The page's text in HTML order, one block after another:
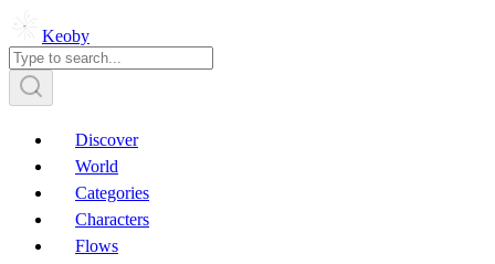
Keoby
Discover
World
Categories
Characters
Flows